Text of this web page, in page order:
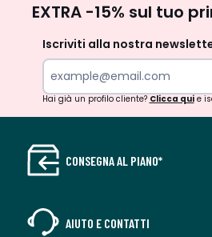
EXTRA -15% sul tuo
Iscriviti alla nostra
Hai già un profilo cliente? Clicca quie
CONSEGNA AL PIANO*
AIUTO E CONTATTI